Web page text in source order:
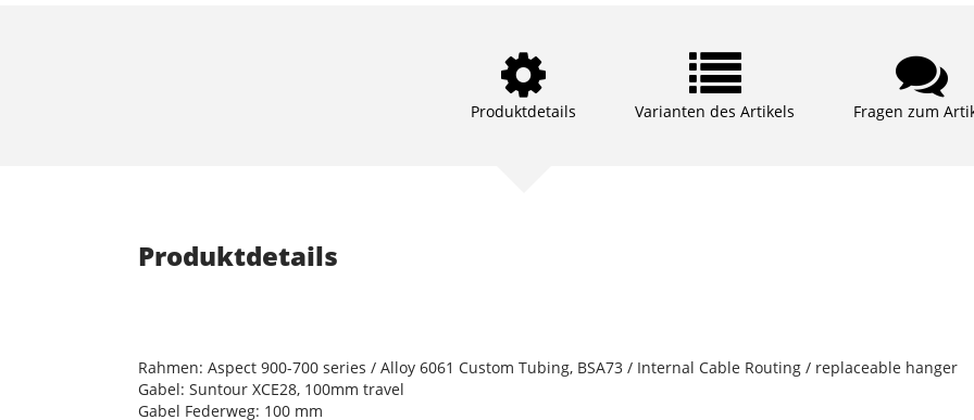
Produktdetails Varianten des Artikels Fragen zum
Produktdetails
Rahmen: Aspect 900-700 series / Alloy 6061 Custom Tubing, BSA73 / Internal Cable Routing / replaceable hanger
Gabel: Suntour XCE28, 100mm travel
Gabel Federweg: 100 mm